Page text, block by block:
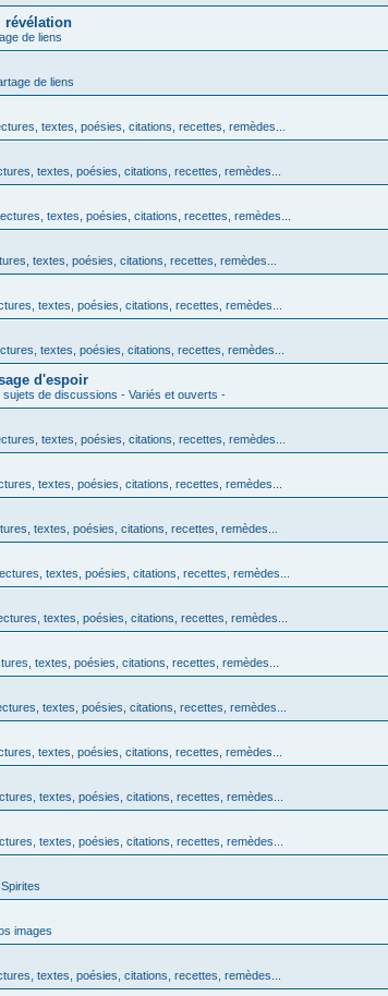
révélation
de liens
de liens
textes, poésies, citations, recettes, remèdes...
textes, poésies, citations, recettes, remèdes...
textes, poésies, citations, recettes, remèdes...
textes, poésies, citations, recettes, remèdes...
textes, poésies, citations, recettes, remèdes...
textes, poésies, citations, recettes, remèdes...
d'espoir
sujets de discussions - Variés et ouverts -
textes, poésies, citations, recettes, remèdes...
textes, poésies, citations, recettes, remèdes...
textes, poésies, citations, recettes, remèdes...
textes, poésies, citations, recettes, remèdes...
textes, poésies, citations, recettes, remèdes...
textes, poésies, citations, recettes, remèdes...
textes, poésies, citations, recettes, remèdes...
textes, poésies, citations, recettes, remèdes...
textes, poésies, citations, recettes, remèdes...
textes, poésies, citations, recettes, remèdes...
images
textes, poésies, citations, recettes, remèdes...